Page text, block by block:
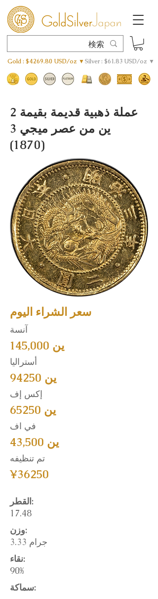
Gold : $4269.80 USD/oz ▼Silver : $61.83 USD/oz ▼
عملة ذهبية قديمة بقيمة 2
ين من عصر ميجي 3
(1870)
سعر الشراء اليوم
آنسة
145,000 ين
أستراليا
94250 ين
إكس إف
65250 ين
في اف
43,500 ين
تم تنظيفه
¥36250
القطر:
17.48
وزن:
3.33 جرام
نقاء:
90%
سماكة: